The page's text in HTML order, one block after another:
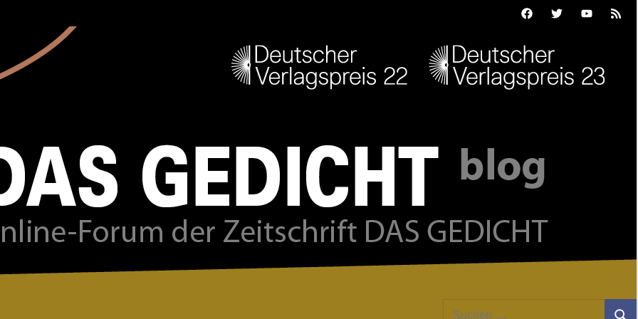
FacebookTwitterYoutubeFeed
Suchen